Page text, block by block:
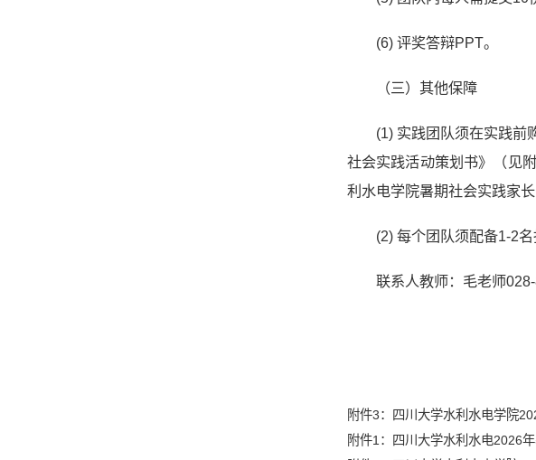
(6) 评奖答辩PPT。
（三）其他保障
(1) 实践团队须在实践前
社会实践活动策划书》（见
利水电学院暑期社会实践家
(2) 每个团队须配备1-2
联系人教师：毛老师
附件3：四川大学水利水电学院
附件1：四川大学水利水电2026